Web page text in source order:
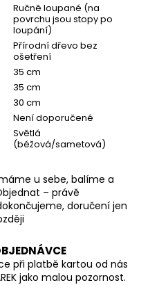
Ručně loupané (na
povrchu jsou stopy po
loupání)
Přírodní dřevo bez
ošetření
35 cm
35 cm
30 cm
Není doporučené
Světlá
(béžová/sametová)
u sebe, balíme a
– právě
doručení jen
při platbě kartou od nás
jako malou pozornost.